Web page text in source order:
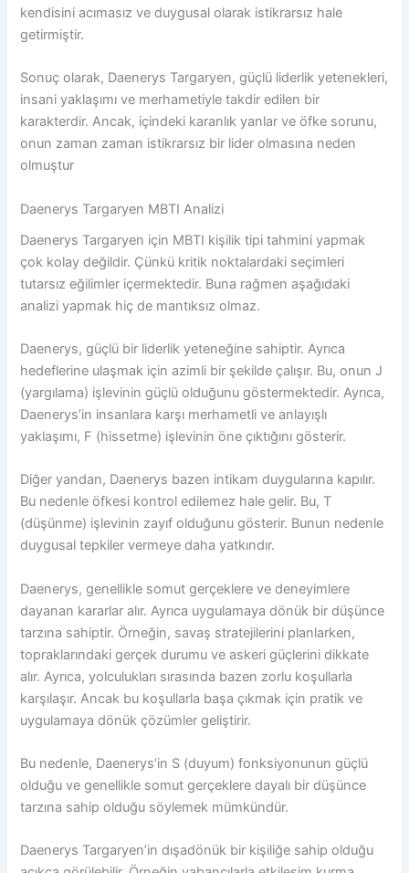
kendisini acımasız ve duygusal olarak istikrarsız hale
getirmiştir.
Sonuç olarak, Daenerys Targaryen, güçlü liderlik yetenekleri,
insani yaklaşımı ve merhametiyle takdir edilen bir
karakterdir. Ancak, içindeki karanlık yanlar ve öfke sorunu,
onun zaman zaman istikrarsız bir lider olmasına neden
olmuştur
Daenerys Targaryen MBTI Analizi
Daenerys Targaryen için MBTI kişilik tipi tahmini yapmak
çok kolay değildir. Çünkü kritik noktalardaki seçimleri
tutarsız eğilimler içermektedir. Buna rağmen aşağıdaki
analizi yapmak hiç de mantıksız olmaz.
Daenerys, güçlü bir liderlik yeteneğine sahiptir. Ayrıca
hedeflerine ulaşmak için azimli bir şekilde çalışır. Bu, onun J
(yargılama) işlevinin güçlü olduğunu göstermektedir. Ayrıca,
Daenerys’in insanlara karşı merhametli ve anlayışlı
yaklaşımı, F (hissetme) işlevinin öne çıktığını gösterir.
Diğer yandan, Daenerys bazen intikam duygularına kapılır.
Bu nedenle öfkesi kontrol edilemez hale gelir. Bu, T
(düşünme) işlevinin zayıf olduğunu gösterir. Bunun nedenle
duygusal tepkiler vermeye daha yatkındır.
Daenerys, genellikle somut gerçeklere ve deneyimlere
dayanan kararlar alır. Ayrıca uygulamaya dönük bir düşünce
tarzına sahiptir. Örneğin, savaş stratejilerini planlarken,
topraklarındaki gerçek durumu ve askeri güçlerini dikkate
alır. Ayrıca, yolculukları sırasında bazen zorlu koşullarla
karşılaşır. Ancak bu koşullarla başa çıkmak için pratik ve
uygulamaya dönük çözümler geliştirir.
Bu nedenle, Daenerys’in S (duyum) fonksiyonunun güçlü
olduğu ve genellikle somut gerçeklere dayalı bir düşünce
tarzına sahip olduğu söylemek mümkündür.
Daenerys Targaryen’in dışadönük bir kişiliğe sahip olduğu